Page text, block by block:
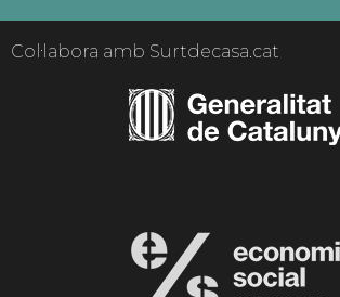
Col·labora amb Surtdecasa.cat